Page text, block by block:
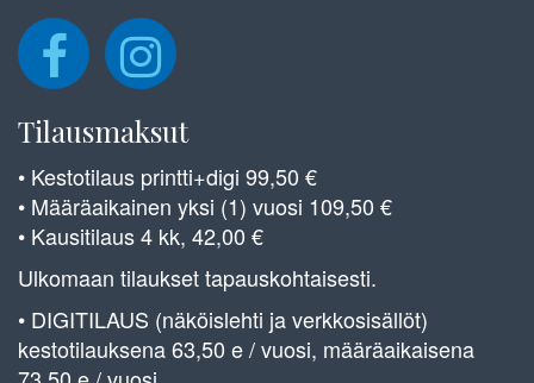
Tilausmaksut
• Kestotilaus printti+digi 99,50 €
• Määräaikainen yksi (1) vuosi 109,50 €
• Kausitilaus 4 kk, 42,00 €
Ulkomaan tilaukset tapauskohtaisesti.
• DIGITILAUS (näköislehti ja verkkosisällöt)
kestotilauksena 63,50 e / vuosi, määräaikaisena